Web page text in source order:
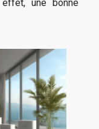
une bonne